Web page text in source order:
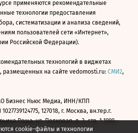
cookie-файлы и технологии
применяются рекомендательные
технологии предоставления
систематизации и анализа сведений,
пользователей сети «Интернет»,
Российской Федерации).
технологий в виджетах
размещенных на сайте vedomosti.ru: СМИ2,
Бизнес Ньюс Медиа, ИНН/КПП
127018, г. Москва, вн.тер.г.
Роща, ул. Полковая, д. 3, стр. 1 1999—